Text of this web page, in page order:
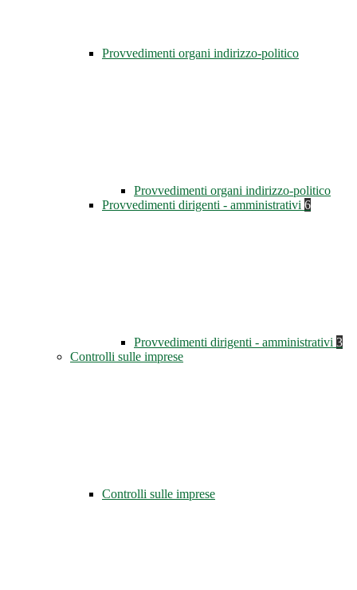
Provvedimenti organi indirizzo-politico
Provvedimenti organi indirizzo-politico
Provvedimenti dirigenti - amministrativi 6
Provvedimenti dirigenti - amministrativi 3
Controlli sulle imprese
Controlli sulle imprese